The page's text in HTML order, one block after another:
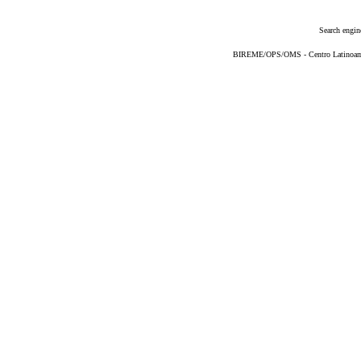
Search
BIREME/OPS/OMS - Centro